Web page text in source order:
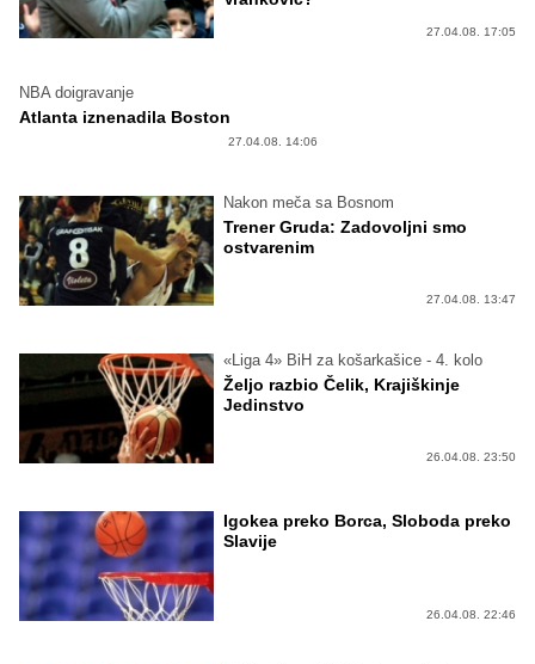
27.04.08. 17:05
NBA doigravanje
Atlanta iznenadila Boston
27.04.08. 14:06
Nakon meča sa Bosnom
Trener Gruda: Zadovoljni smo
ostvarenim
27.04.08. 13:47
«Liga 4» BiH za košarkašice - 4. kolo
Željo razbio Čelik, Krajiškinje
Jedinstvo
26.04.08. 23:50
Igokea preko Borca, Sloboda preko
Slavije
26.04.08. 22:46